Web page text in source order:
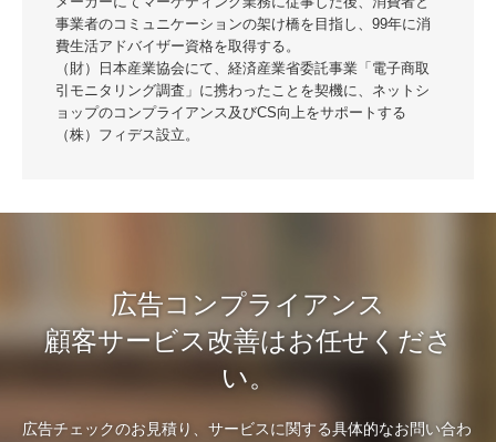
事業者のコミュニケーションの架け橋を目指し、99年に消
費生活アドバイザー資格を取得する。
（財）日本産業協会にて、経済産業省委託事業「電子商取
引モニタリング調査」に携わったことを契機に、ネットシ
ョップのコンプライアンス及びCS向上をサポートする
（株）フィデス設立。
広告コンプライアンス
顧客サービス改善はお任せくださ
い。
広告チェックのお見積り、サービスに関する具体的なお問い合わ